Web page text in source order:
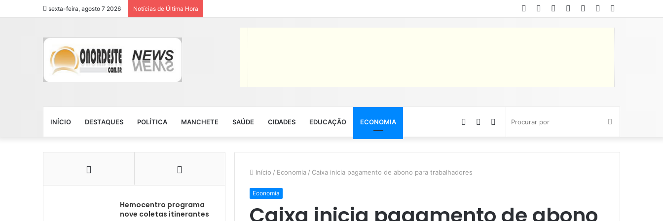
sexta-feira, agosto 7 2026 Notícias de Última Hora
Artigo
aleatório
Entrar
Instagram
YouTube
Twitter
Facebook
INÍCIO DESTAQUES POLÍTICA MANCHETE SAÚDE CIDADES EDUCAÇÃO ECONOMIA Procurar
por
Switch
skin
Barra
Lateral
Artigo
aleatório
Início / Economia / Caixa inicia pagamento de abono para trabalhadores
Economia
Caixa inicia pagamento de abono
Hemocentro programa
nove coletas itinerantes